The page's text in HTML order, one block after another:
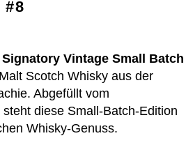
Vintage Small Batch
Scotch Whisky aus der
Abgefüllt vom
steht diese Small-Batch-Edition
Whisky-Genuss.